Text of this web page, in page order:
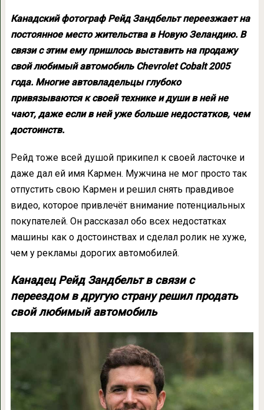
Канадский фотограф Рейд Зандбельт переезжает на
постоянное место жительства в Новую Зеландию. В
связи с этим ему пришлось выставить на продажу
свой любимый автомобиль Chevrolet Cobalt 2005
года. Многие автовладельцы глубоко
привязываются к своей технике и души в ней не
чают, даже если в ней уже больше недостатков, чем
достоинств.
Рейд тоже всей душой прикипел к своей ласточке и
даже дал ей имя Кармен. Мужчина не мог просто так
отпустить свою Кармен и решил снять правдивое
видео, которое привлечёт внимание потенциальных
покупателей. Он рассказал обо всех недостатках
машины как о достоинствах и сделал ролик не хуже,
чем у рекламы дорогих автомобилей.
Канадец Рейд Зандбельт в связи с
переездом в другую страну решил продать
свой любимый автомобиль